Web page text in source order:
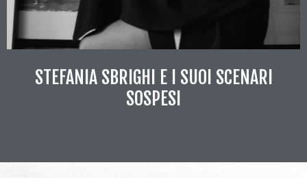
STEFANIA SBRIGHI E I SUOI SCENARI
SOSPESI